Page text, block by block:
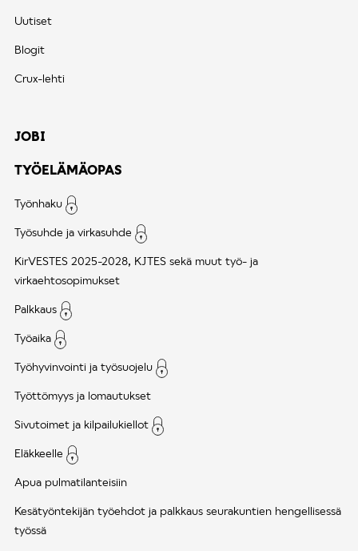
Uutiset
Blogit
Crux-lehti
JOBI
TYÖELÄMÄOPAS
Työnhaku
Työsuhde ja virkasuhde
KirVESTES 2025-2028, KJTES sekä muut työ- ja
virkaehtosopimukset
Palkkaus
Työaika
Työhyvinvointi ja työsuojelu
Työttömyys ja lomautukset
Sivutoimet ja kilpailukiellot
Eläkkeelle
Apua pulmatilanteisiin
Kesätyöntekijän työehdot ja palkkaus seurakuntien hengellisessä
työssä